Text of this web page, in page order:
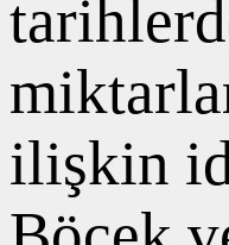
ilişkin